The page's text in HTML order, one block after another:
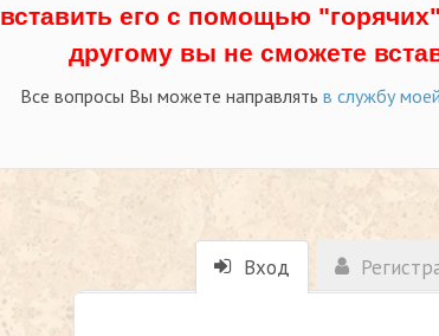
вставить его с помощью
другому вы не сможете
Все вопросы Вы можете направлять в службу
Вход